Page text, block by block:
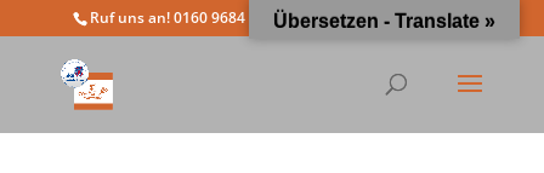
Ruf uns an! 0160 9684 4963 info@moewathlon.de
Übersetzen - Translate »